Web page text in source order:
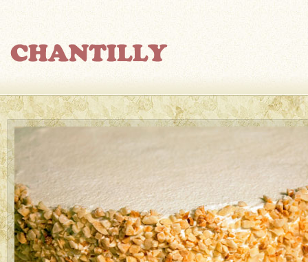
Endúlzate
La preparación de tartas es una
especialidades. Contamos con
cualificada con amplia
consigue dotarlas de un sabor
Recomendamos probar nuestras
suspiro, capuchina y de